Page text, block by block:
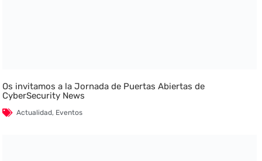
Os invitamos a la Jornada de Puertas Abiertas de
CyberSecurity News
Actualidad, Eventos